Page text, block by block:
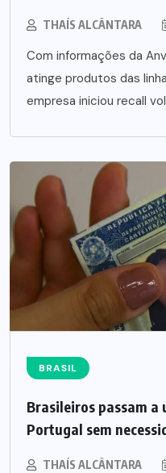
THAÍS ALCÂNTARA
Com informações da
atinge produtos das
empresa iniciou recall
BRASIL
Brasileiros passam a
Portugal sem
THAÍS ALCÂNTARA